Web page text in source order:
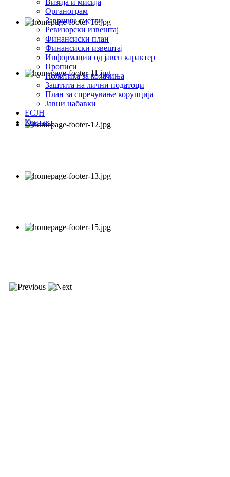
Визија и мисија
Органограм
Завршни сметки
Ревизорски извештај
Финансиски план
Финансиски извештај
Информации од јавен карактер
Прописи
Политика за колачиња
Заштита на лични податоци
План за спречување корупција
Јавни набавки
ЕСЈН
Контакт